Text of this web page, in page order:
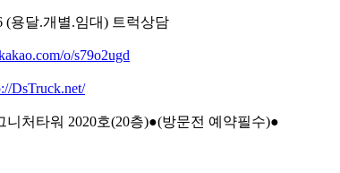
(용달.개별.임대) 트럭상담
o/s79o2ugd
DsTruck.net/
처타워 2020호(20층)●(방문전 예약필수)●